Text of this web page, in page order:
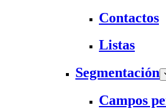
Contactos
Listas
Segmentación
Campos